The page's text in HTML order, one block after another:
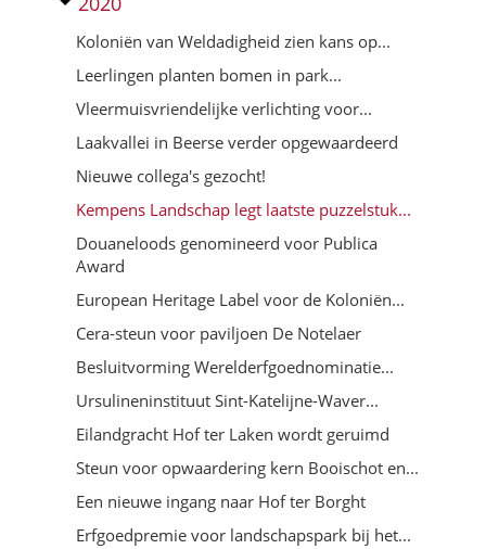
Koloniën van Weldadigheid zien kans op...
Leerlingen planten bomen in park...
Vleermuisvriendelijke verlichting voor...
Laakvallei in Beerse verder opgewaardeerd
Nieuwe collega's gezocht!
Kempens Landschap legt laatste puzzelstuk...
Douaneloods genomineerd voor Publica
Award
European Heritage Label voor de Koloniën...
Cera-steun voor paviljoen De Notelaer
Besluitvorming Werelderfgoednominatie...
Ursulineninstituut Sint-Katelijne-Waver...
Eilandgracht Hof ter Laken wordt geruimd
Steun voor opwaardering kern Booischot en...
Een nieuwe ingang naar Hof ter Borght
Erfgoedpremie voor landschapspark bij het...